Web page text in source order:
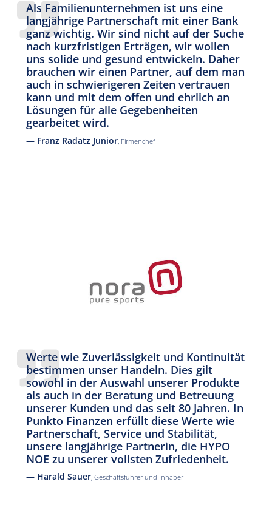
Als Familienunternehmen ist uns eine
langjährige Partnerschaft mit einer Bank
ganz wichtig. Wir sind nicht auf der Suche
nach kurzfristigen Erträgen, wir wollen
uns solide und gesund entwickeln. Daher
brauchen wir einen Partner, auf dem man
auch in schwierigeren Zeiten vertrauen
kann und mit dem offen und ehrlich an
Lösungen für alle Gegebenheiten
gearbeitet wird.
— Franz Radatz Junior , Firmenchef
Werte wie Zuverlässigkeit und Kontinuität
bestimmen unser Handeln. Dies gilt
sowohl in der Auswahl unserer Produkte
als auch in der Beratung und Betreuung
unserer Kunden und das seit 80 Jahren. In
Punkto Finanzen erfüllt diese Werte wie
Partnerschaft, Service und Stabilität,
unsere langjährige Partnerin, die HYPO
NOE zu unserer vollsten Zufriedenheit.
— Harald Sauer, Geschäftsführer und Inhaber